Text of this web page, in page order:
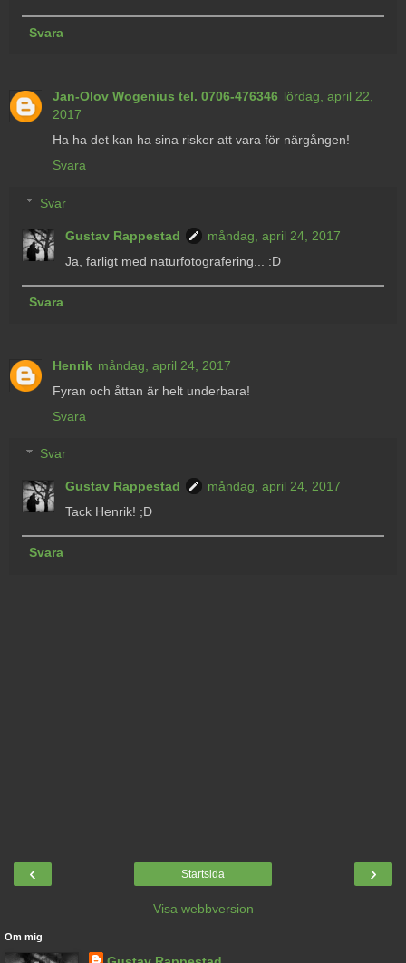
Svara
Jan-Olov Wogenius tel. 0706-476346 lördag, april 22,
2017
Ha ha det kan ha sina risker att vara för närgången!
Svara
Svar
Gustav Rappestad
måndag, april 24, 2017
Ja, farligt med naturfotografering... :D
Svara
Henrik måndag, april 24, 2017
Fyran och åttan är helt underbara!
Svara
Svar
Gustav Rappestad
måndag, april 24, 2017
Tack Henrik! ;D
Svara
‹ ›
Startsida
Visa webbversion
Om mig